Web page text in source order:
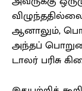
ஆனாலும்,
அந்தப்
டாலர் பரிசு